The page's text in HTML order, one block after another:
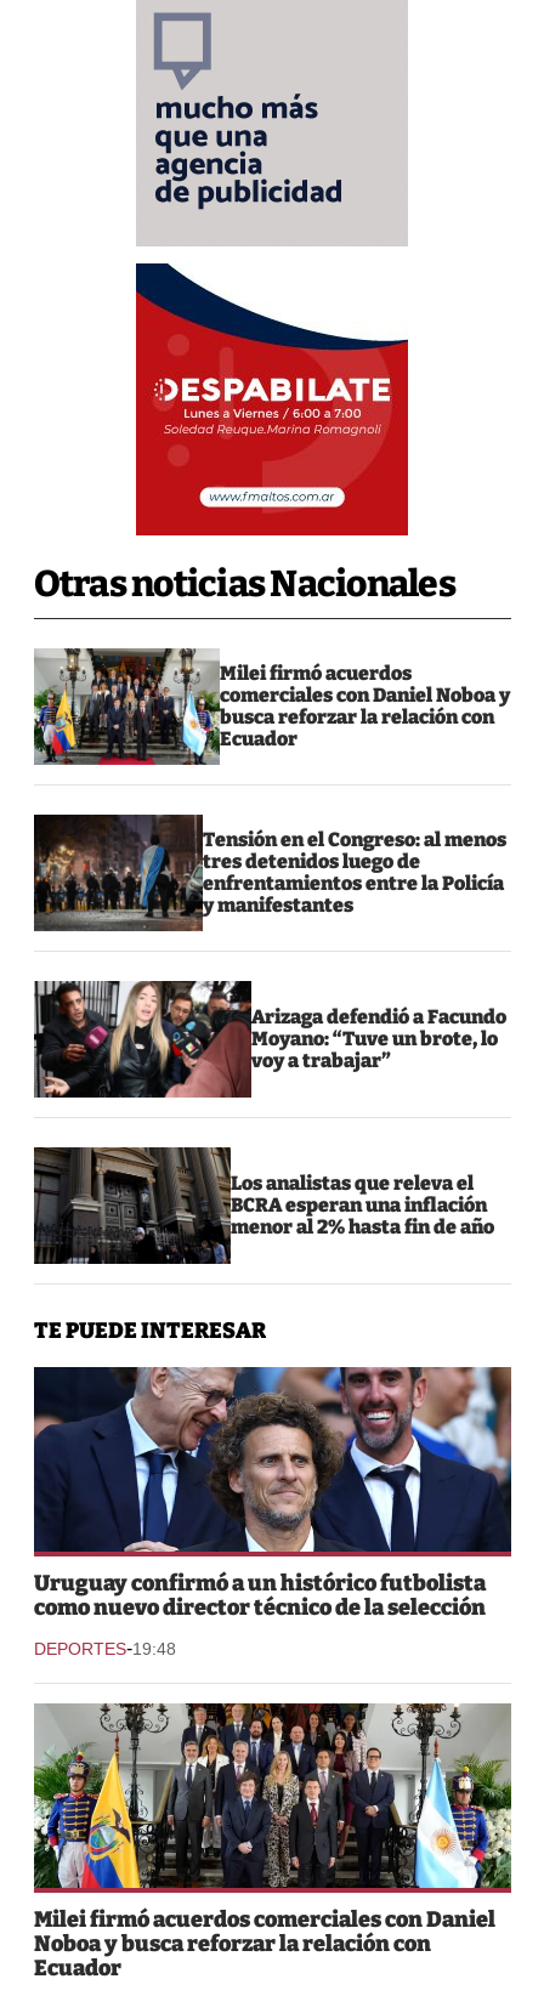
Otras noticias Nacionales
Milei firmó acuerdos
comerciales con Daniel Noboa y
busca reforzar la relación con
Ecuador
Tensión en el Congreso: al menos
tres detenidos luego de
enfrentamientos entre la Policía
y manifestantes
Arizaga defendió a Facundo
Moyano: “Tuve un brote, lo
voy a trabajar”
Los analistas que releva el
BCRA esperan una inflación
menor al 2% hasta fin de año
TE PUEDE INTERESAR
Uruguay confirmó a un histórico futbolista
como nuevo director técnico de la selección
DEPORTES-19:48
Milei firmó acuerdos comerciales con Daniel
Noboa y busca reforzar la relación con
Ecuador